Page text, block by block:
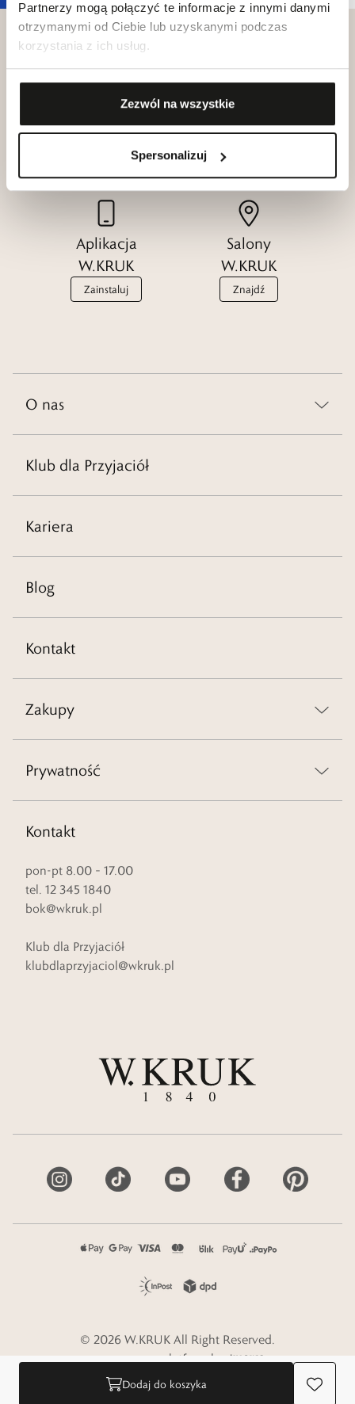
Partnerzy mogą połączyć te informacje z innymi danymi
otrzymanymi od Ciebie lub uzyskanymi podczas
korzystania z ich usług.
Zezwól na wszystkie
Spersonalizuj
Dodaj do koszyka
Klub dla
Katalogi
W.KRUK
Aplikacja
W.KRUK
Zainstaluj
Salony
W.KRUK
Znajdź
O nas
Klub dla Przyjaciół
Kariera
Blog
Kontakt
Zakupy
Prywatność
Kontakt
pon-pt 8.00 – 17.00
tel. 12 345 1840
bok@wkruk.pl
Klub dla Przyjaciół
klubdlaprzyjaciol@wkruk.pl
© 2026 W.KRUK All Right Reserved.
e-commerce platform by